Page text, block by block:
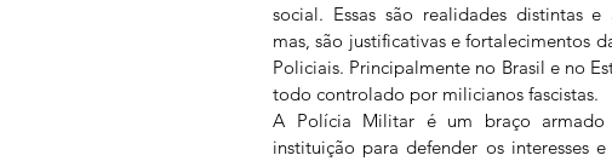
social. Essas são realidades distintas e
mas, são justificativas e fortalecimentos
Policiais. Principalmente no Brasil e no
todo controlado por milicianos fascistas.
A Polícia Militar é um braço
instituição para defender os interesses